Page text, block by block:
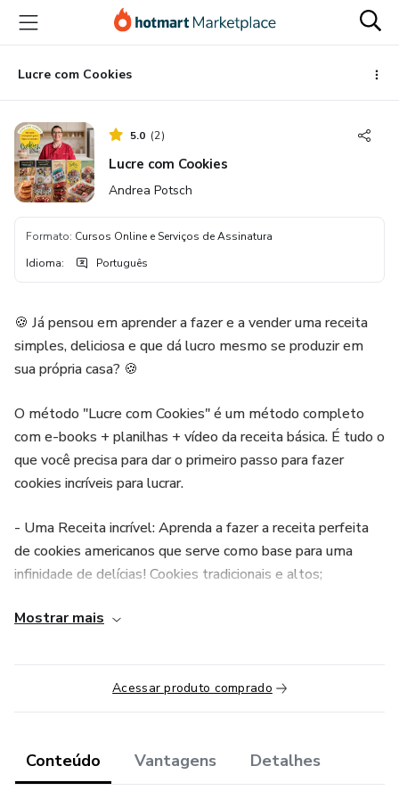
para
conteúdo
principal
para
pagamento
para
rodapé
Lucre com Cookies
5.0 (2)
Lucre com Cookies
Andrea Potsch
Formato: Cursos Online e Serviços de Assinatura
Idioma: Português
🍪 Já pensou em aprender a fazer e a vender uma receita
simples, deliciosa e que dá lucro mesmo se produzir em
sua própria casa? 🍪
O método "Lucre com Cookies" é um método completo
com e-books + planilhas + vídeo da receita básica. É tudo o
que você precisa para dar o primeiro passo para fazer
cookies incríveis para lucrar.
- Uma Receita incrível: Aprenda a fazer a receita perfeita
de cookies americanos que serve como base para uma
infinidade de delícias! Cookies tradicionais e altos;
tudo que você precisa saber: como assar, moldar, esfriar e
armazenar seus cookies para que fiquem perfeitos para
serem vendidos ou presenteados.
- Mais lucro com o método - Técnicas para produzir melhor
e vender mais e precificar.
Mostrar mais
Acessar produto comprado
Conteúdo Vantagens Detalhes